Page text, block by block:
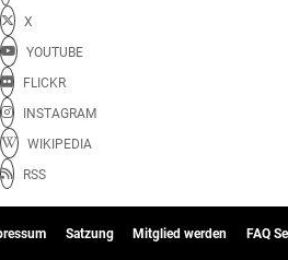
X
YOUTUBE
FLICKR
INSTAGRAM
WIKIPEDIA
RSS
Satzung Mitglied werden FAQ